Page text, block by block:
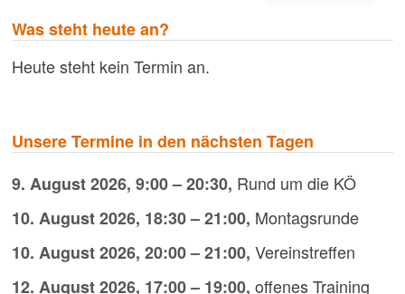
Was steht heute an?
Heute steht kein Termin an.
Unsere Termine in den nächsten Tagen
9. August 2026, 9:00– 20:30, Rund um die KÖ
10. August 2026, 18:30– 21:00, Montagsrunde
10. August 2026, 20:00– 21:00, Vereinstreffen
12. August 2026, 17:00– 19:00, offenes Training